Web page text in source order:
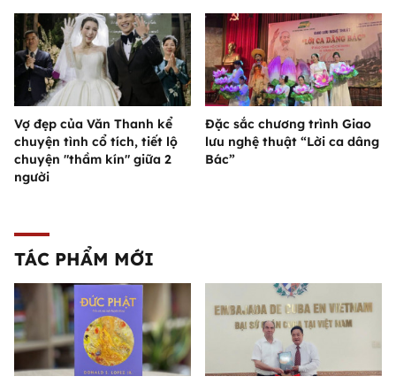
Vợ đẹp của Văn Thanh kể
chuyện tình cổ tích, tiết lộ
chuyện "thầm kín" giữa 2
người
Đặc sắc chương trình Giao
lưu nghệ thuật “Lời ca dâng
Bác”
TÁC PHẨM MỚI